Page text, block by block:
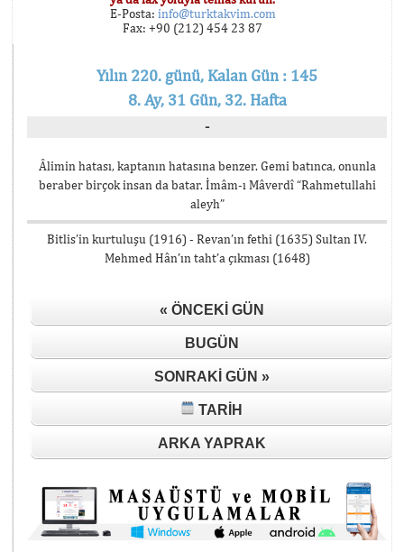
E-Posta: info@turktakvim.com
Fax: +90 (212) 454 23 87
Yılın 220. günü, Kalan Gün : 145
8. Ay, 31 Gün, 32. Hafta
-
Âlimin hatası, kaptanın hatasına benzer. Gemi batınca, onunla
beraber birçok insan da batar. İmâm-ı Mâverdî “Rahmetullahi
aleyh”
Bitlis’in kurtuluşu (1916) - Revan’ın fethi (1635) Sultan IV.
Mehmed Hân’ın taht’a çıkması (1648)
« ÖNCEKI GÜN
BUGÜN
SONRAKI GÜN »
TARIH
ARKA YAPRAK